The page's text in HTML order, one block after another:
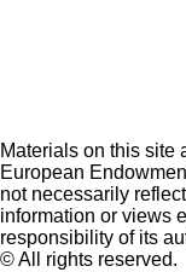
Materials on this site
European
not necessarily
information or views
responsibility of its
© All rights reserved.